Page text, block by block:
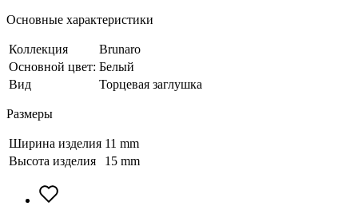
Основные характеристики
Коллекция
Brunaro
Основной цвет: Белый
Вид
Торцевая заглушка
Размеры
Ширина изделия 11 mm
Высота изделия
15 mm